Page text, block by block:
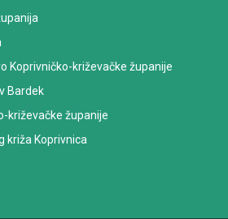
Koprivničko-križevačke županije
Bardek
križevačke županije
križa Koprivnica